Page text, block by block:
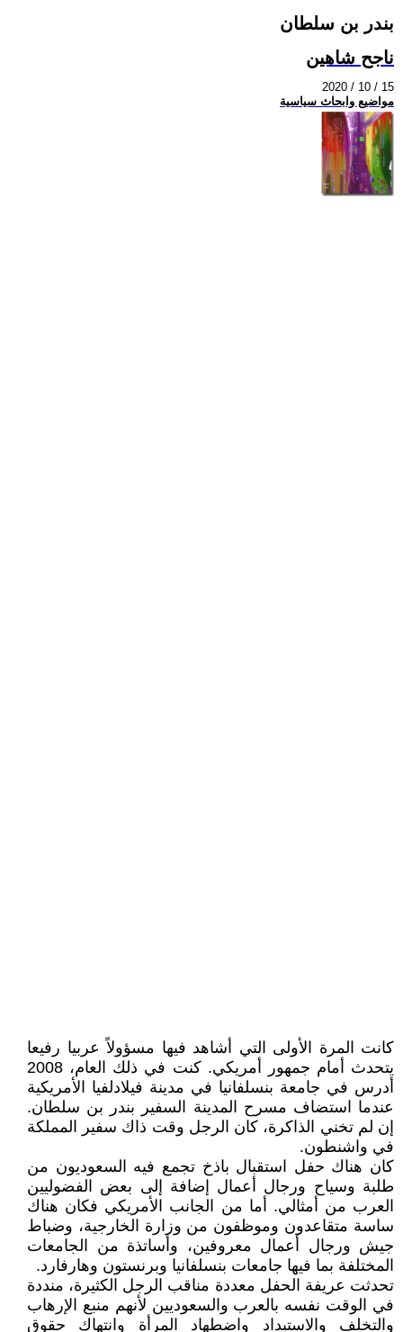
بندر بن سلطان
ناجح شاهين
2020 / 10 / 15
مواضيع وابحاث سياسية
كانت المرة الأولى التي أشاهد فيها مسؤولاً عربيا رفيعا
يتحدث أمام جمهور أمريكي. كنت في ذلك العام، 2008
أدرس في جامعة بنسلفانيا في مدينة فيلادلفيا الأمريكية
عندما استضاف مسرح المدينة السفير بندر بن سلطان.
إن لم تخني الذاكرة، كان الرجل وقت ذاك سفير المملكة
في واشنطون.
كان هناك حفل استقبال باذخ تجمع فيه السعوديون من
طلبة وسياح ورجال أعمال إضافة إلى بعض الفضوليين
العرب من أمثالي. أما من الجانب الأمريكي فكان هناك
ساسة متقاعدون وموظفون من وزارة الخارجية، وضباط
جيش ورجال أعمال معروفين، وأساتذة من الجامعات
المختلفة بما فيها جامعات بنسلفانيا وبرنستون وهارفارد.
تحدثت عريفة الحفل معددة مناقب الرجل الكثيرة، منددة
في الوقت نفسه بالعرب والسعوديين لأنهم منبع الإرهاب
والتخلف والاستبداد واضطهاد المرأة وانتهاك حقوق